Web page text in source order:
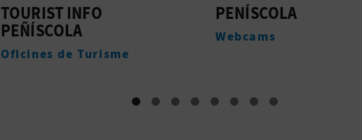
PENÍSCOLA
Webcams
DUNA HOTEL
Allotjaments